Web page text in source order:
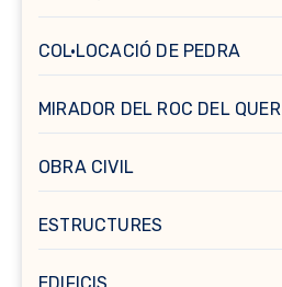
COL·LOCACIÓ DE PEDRA
MIRADOR DEL ROC DEL QUER
OBRA CIVIL
ESTRUCTURES